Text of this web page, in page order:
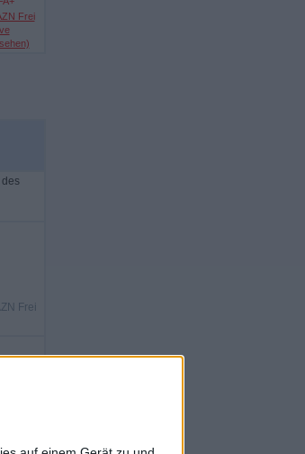
Frei
des
Frei